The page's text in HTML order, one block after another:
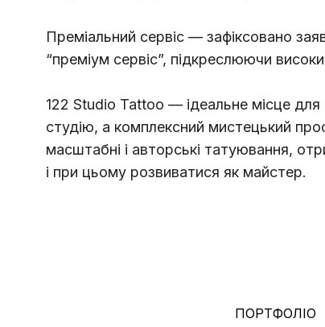
Преміальний сервіс — зафіксовано
“преміум сервіс”, підкреслюючи
122 Studio Tattoo — ідеальне місце
студію, а комплексний мистецький
масштабні і авторські татуювання,
і при цьому розвиватися як майстер.
ПОРТФОЛІО